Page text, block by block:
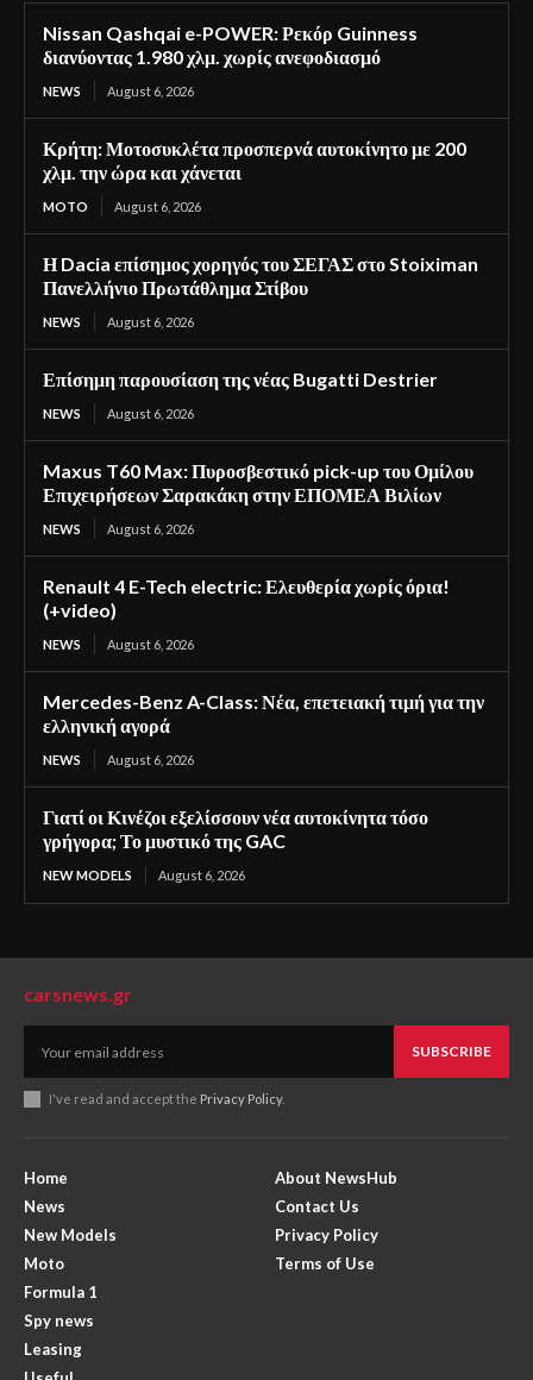
Nissan Qashqai e-POWER: Ρεκόρ Guinness
διανύοντας 1.980 χλμ. χωρίς ανεφοδιασμό
NEWS August 6, 2026
Κρήτη: Μοτοσυκλέτα προσπερνά αυτοκίνητο με 200
χλμ. την ώρα και χάνεται
MOTO August 6, 2026
Η Dacia επίσημος χορηγός του ΣΕΓΑΣ στο Stoiximan
Πανελλήνιο Πρωτάθλημα Στίβου
NEWS August 6, 2026
Επίσημη παρουσίαση της νέας Bugatti Destrier
NEWS August 6, 2026
Maxus T60 Max: Πυροσβεστικό pick-up του Ομίλου
Επιχειρήσεων Σαρακάκη στην ΕΠΟΜΕΑ Βιλίων
NEWS August 6, 2026
Renault 4 E-Tech electric: Ελευθερία χωρίς όρια!
(+video)
NEWS August 6, 2026
Mercedes-Benz A-Class: Νέα, επετειακή τιμή για την
ελληνική αγορά
NEWS August 6, 2026
Γιατί οι Κινέζοι εξελίσσουν νέα αυτοκίνητα τόσο
γρήγορα; Το μυστικό της GAC
NEW MODELS August 6, 2026
carsnews.gr
SUBSCRIBE
I've read and accept the Privacy Policy.
Home
News
New Models
Moto
Formula 1
Spy news
Leasing
About NewsHub
Contact Us
Privacy Policy
Terms of Use